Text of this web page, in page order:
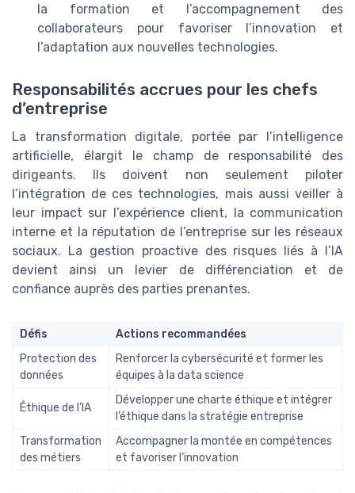
la formation et l’accompagnement des
collaborateurs pour favoriser l’innovation et
l’adaptation aux nouvelles technologies.
Responsabilités accrues pour les chefs
d’entreprise
La transformation digitale, portée par l’intelligence
artificielle, élargit le champ de responsabilité des
dirigeants. Ils doivent non seulement piloter
l’intégration de ces technologies, mais aussi veiller à
leur impact sur l’expérience client, la communication
interne et la réputation de l’entreprise sur les réseaux
sociaux. La gestion proactive des risques liés à l’IA
devient ainsi un levier de différenciation et de
confiance auprès des parties prenantes.
Défis
Actions recommandées
Protection des
données
Renforcer la cybersécurité et former les
équipes à la data science
Éthique de l’IA
Développer une charte éthique et intégrer
l’éthique dans la stratégie entreprise
Transformation
des métiers
Accompagner la montée en compétences
et favoriser l’innovation